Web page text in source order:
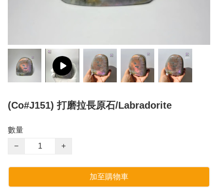
(Co#J151) 打磨拉長原石/Labradorite
數量
−
+
加至購物車